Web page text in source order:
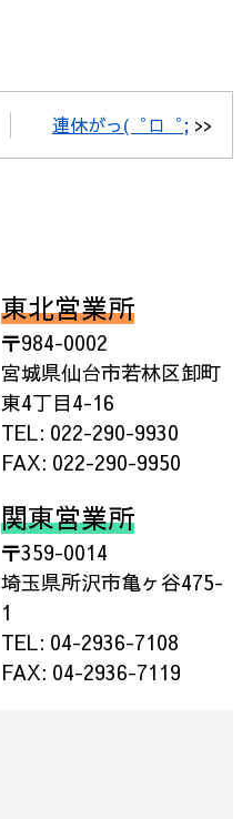
連休がっ(゜ロ゜; >>
東北営業所
〒984-0002
宮城県仙台市若林区卸町
東4丁目4-16
TEL: 022-290-9930
FAX: 022-290-9950
関東営業所
〒359-0014
埼玉県所沢市亀ヶ谷475-
1
TEL: 04-2936-7108
FAX: 04-2936-7119